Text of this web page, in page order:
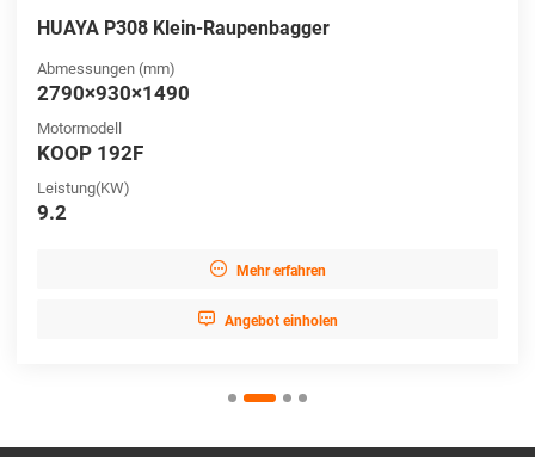
HUAYA P308 Klein-Raupenbagger
Abmessungen (mm)
2790×930×1490
Motormodell
KOOP 192F
Leistung(KW)
9.2
 Mehr erfahren
 Angebot einholen